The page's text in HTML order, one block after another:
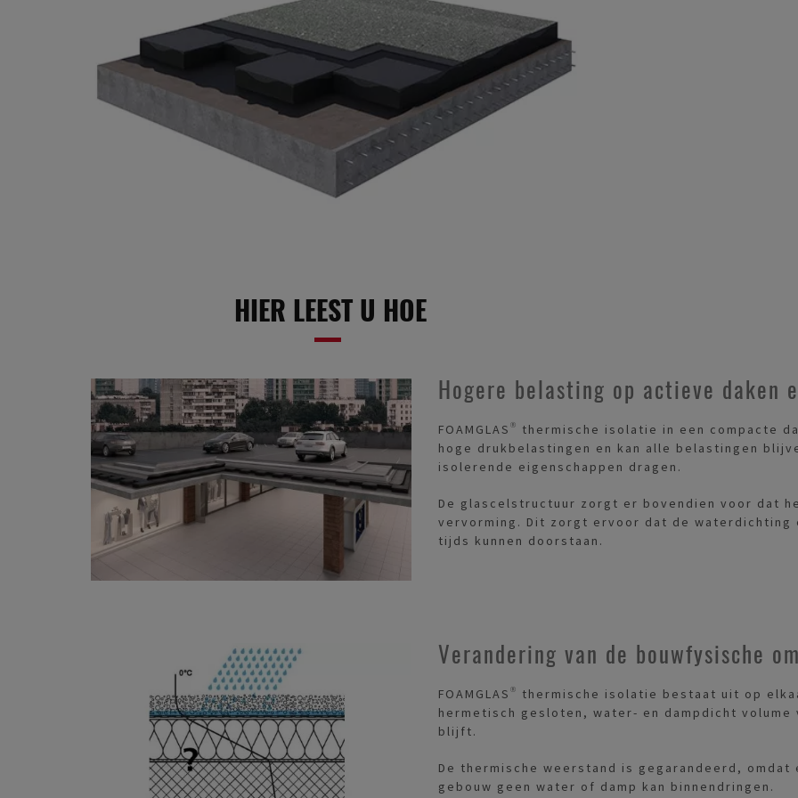
HIER LEEST U HOE
Hogere belasting op actieve daken
FOAMGLAS® thermische isolatie in een compacte
hoge drukbelastingen en kan alle belastingen
isolerende eigenschappen dragen.
De glascelstructuur zorgt er bovendien voor dat
vervorming. Dit zorgt ervoor dat de waterdichting
tijds kunnen doorstaan.
Verandering van de bouwfysische
FOAMGLAS® thermische isolatie bestaat uit op
hermetisch gesloten, water- en dampdicht
blijft.
De thermische weerstand is gegarandeerd,
gebouw geen water of damp kan binnendringen.